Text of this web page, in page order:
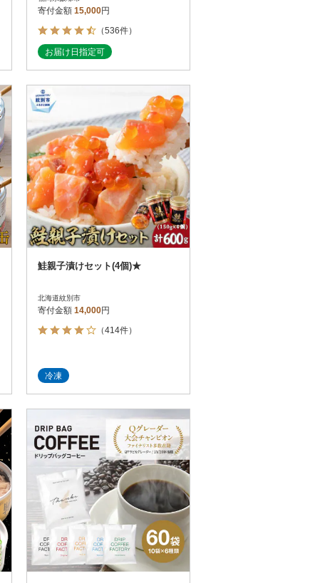
寄付金額 15,000円
（536件）
お届け日指定可
鮭親子漬けセット(4個)★
北海道紋別市
寄付金額 14,000円
（414件）
冷凍